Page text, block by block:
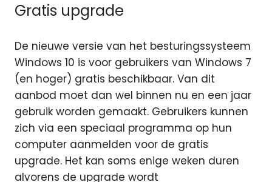
Gratis upgrade
De nieuwe versie van het besturingssysteem
Windows 10 is voor gebruikers van Windows 7
(en hoger) gratis beschikbaar. Van dit
aanbod moet dan wel binnen nu en een jaar
gebruik worden gemaakt. Gebruikers kunnen
zich via een speciaal programma op hun
computer aanmelden voor de gratis
upgrade. Het kan soms enige weken duren
alvorens de upgrade wordt